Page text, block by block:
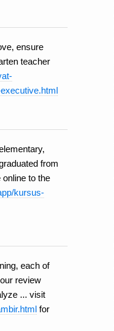
ensure
teacher
from
to the
kursus-
each of
review
... visit
for